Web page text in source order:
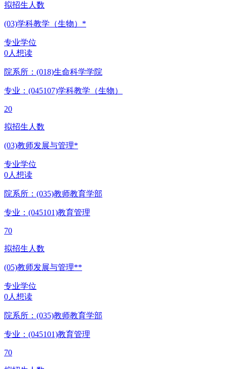
拟招生人数
(03)学科教学（生物）*
专业学位
0人想读
院系所：(018)生命科学学院
专业：(045107)学科教学（生物）
20
拟招生人数
(03)教师发展与管理*
专业学位
0人想读
院系所：(035)教师教育学部
专业：(045101)教育管理
70
拟招生人数
(05)教师发展与管理**
专业学位
0人想读
院系所：(035)教师教育学部
专业：(045101)教育管理
70